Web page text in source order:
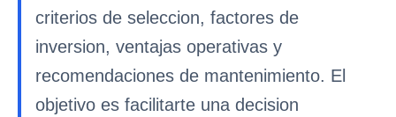
criterios de seleccion, factores de
inversion, ventajas operativas y
recomendaciones de mantenimiento. El
objetivo es facilitarte una decision